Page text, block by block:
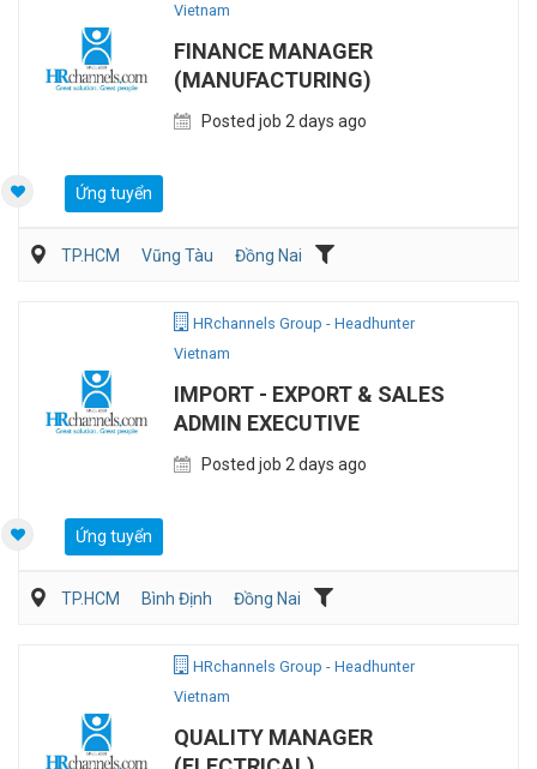
Vietnam
FINANCE MANAGER
(MANUFACTURING)
Posted job 2 days ago
Ứng tuyển
TP.HCM Vũng Tàu
Đồng Nai
HRchannels Group - Headhunter
Vietnam
IMPORT - EXPORT & SALES
ADMIN EXECUTIVE
Posted job 2 days ago
Ứng tuyển
TP.HCM Bình Định
Đồng Nai
HRchannels Group - Headhunter
Vietnam
QUALITY MANAGER